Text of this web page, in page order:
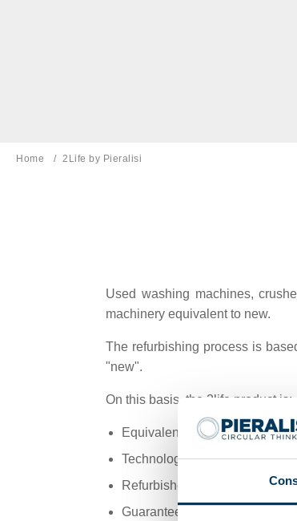
Home Current page:
2Life by Pieralisi
Used washing machines,
machinery equivalent to new.
The refurbishing process is
"new".
On this basis, the 2life product is:
Equivalent to new
Technologically updated
Refurbished by highly
Guaranteed with the same